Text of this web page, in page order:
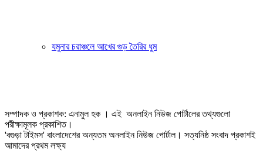
যমুনার চরাঞ্চলে আখের গুড় তৈরির ধুম
সম্পাদক ও প্রকাশক: এনামুল হক । এই অনলাইন নিউজ পোর্টালের তথ্যগুলো
পরীক্ষামূলক প্রকাশিত।
'বগুড়া টাইমস' বাংলাদেশের অন্যতম অনলাইন নিউজ পোর্টাল। সত্যনিষ্ঠ সংবাদ প্রকাশই
আমাদের প্রথম লক্ষ্য